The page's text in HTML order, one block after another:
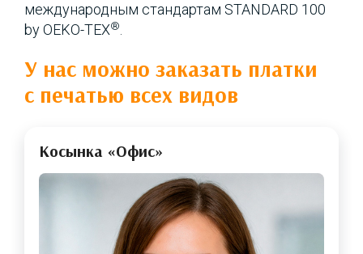
международным стандартам STANDARD 100
by OEKO-TEX®.
У нас можно заказать платки
с печатью всех видов
Косынка «Офис»